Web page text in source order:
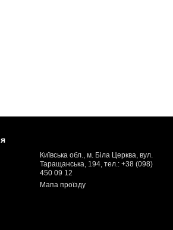
Київська обл., м. Біла Церква, вул.
Таращанська, 194, тел.: +38 (098)
450 09 12
Мапа проїзду